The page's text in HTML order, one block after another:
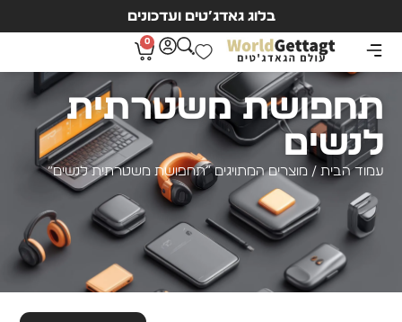
בלוג גאדג’טים ועדכונים
0
תחפושת משטרתית
לנשים
עמוד הבית / מוצרים המתויגים “תחפושת משטרתית לנשים”